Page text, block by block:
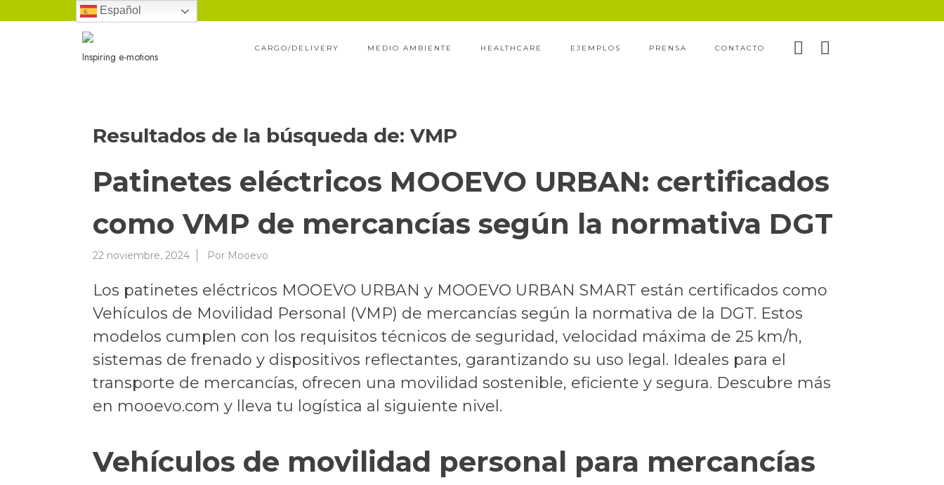
Inspiring e-motions
CARGO/DELIVERY MEDIO AMBIENTE HEALTHCARE EJEMPLOS PRENSA CONTACTO
Resultados de la búsqueda de: VMP
Patinetes eléctricos MOOEVO URBAN: certificados
como VMP de mercancías según la normativa DGT
22 noviembre, 2024 Por Mooevo
Los patinetes eléctricos MOOEVO URBAN y MOOEVO URBAN SMART están certificados como
Vehículos de Movilidad Personal (VMP) de mercancías según la normativa de la DGT. Estos
modelos cumplen con los requisitos técnicos de seguridad, velocidad máxima de 25 km/h,
sistemas de frenado y dispositivos reflectantes, garantizando su uso legal. Ideales para el
transporte de mercancías, ofrecen una movilidad sostenible, eficiente y segura. Descubre más
en mooevo.com y lleva tu logística al siguiente nivel.
Vehículos de movilidad personal para mercancías
Español